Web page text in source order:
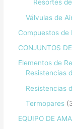
Resortes
Válvulas de
Compuestos de
CONJUNTOS
Elementos de
Resistencias
Resistencias
Termopares
EQUIPO DE